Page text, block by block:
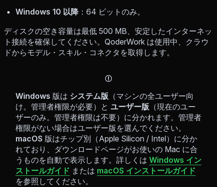
Windows 10 以降 ：64 ビットのみ。
ディスクの空き容量は最低 500 MB、安定したインターネッ
ト接続を確保してください。QoderWork は使用中、クラウ
ドからモデル・スキル・コネクタを取得します。
Windows 版は システム版 （マシンの全ユーザー向
け。管理者権限が必要）と ユーザー版 （現在のユー
ザーのみ。管理者権限は不要）に分かれます。管理者
権限がない場合はユーザー版を選んでください。
macOS 版はチップ別（Apple Silicon / Intel）に分か
れており、ダウンロードページがお使いの Mac に合
うものを自動で表示します。詳しくは Windows イン
ストールガイド または macOS インストールガイド
を参照してください。